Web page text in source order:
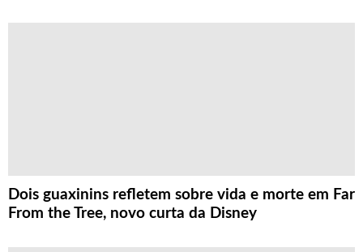
Dois guaxinins refletem sobre vida e morte em Far
From the Tree, novo curta da Disney